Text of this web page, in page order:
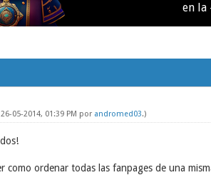
en la
05-2014, 01:39 PM por andromed03.)
como ordenar todas las fanpages de una